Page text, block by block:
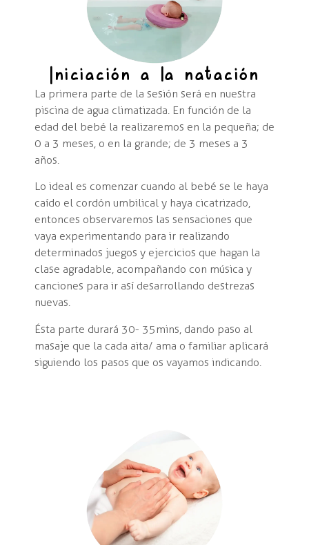
Iniciación a la natación
La primera parte de la sesión será en nuestra
piscina de agua climatizada. En función de la
edad del bebé la realizaremos en la pequeña; de
0 a 3 meses, o en la grande; de 3 meses a 3
años.
Lo ideal es comenzar cuando al bebé se le haya
caído el cordón umbilical y haya cicatrizado,
entonces observaremos las sensaciones que
vaya experimentando para ir realizando
determinados juegos y ejercicios que hagan la
clase agradable, acompañando con música y
canciones para ir así desarrollando destrezas
nuevas.
Ésta parte durará 30- 35 mins, dando paso al
masaje que la cada aita/ ama o familiar aplicará
siguiendo los pasos que os vayamos indicando.